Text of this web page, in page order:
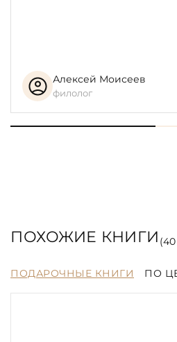
Алексей Моисеев
филолог
ПОХОЖИЕ КНИГИ (40
ПОДАРОЧНЫЕ КНИГИ ПО